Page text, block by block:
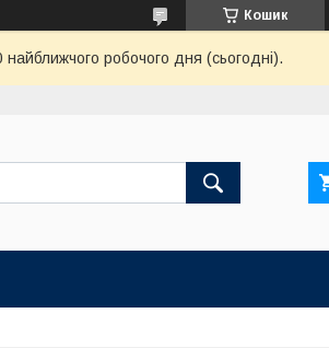
Кошик
робочого дня (сьогодні).